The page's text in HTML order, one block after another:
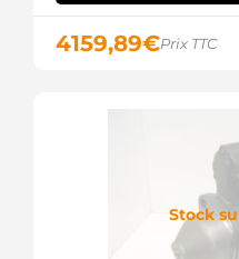
4159,89€Prix TTC
Stock